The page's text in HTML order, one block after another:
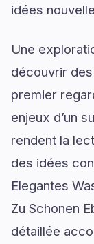
idées
Une
découvrir
premier
enjeux d’un
rendent la
des idées
Elegantes
Zu Schonen
détaillée